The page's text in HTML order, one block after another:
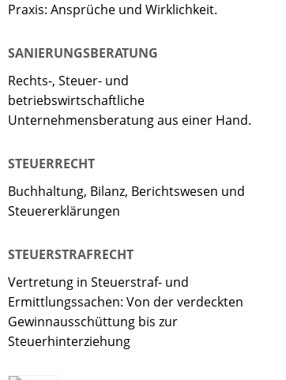
Praxis: Ansprüche und Wirklichkeit.
SANIERUNGSBERATUNG
Rechts-, Steuer- und
betriebswirtschaftliche
Unternehmensberatung aus einer Hand.
STEUERRECHT
Buchhaltung, Bilanz, Berichtswesen und
Steuererklärungen
STEUERSTRAFRECHT
Vertretung in Steuerstraf- und
Ermittlungssachen: Von der verdeckten
Gewinnausschüttung bis zur
Steuerhinterziehung